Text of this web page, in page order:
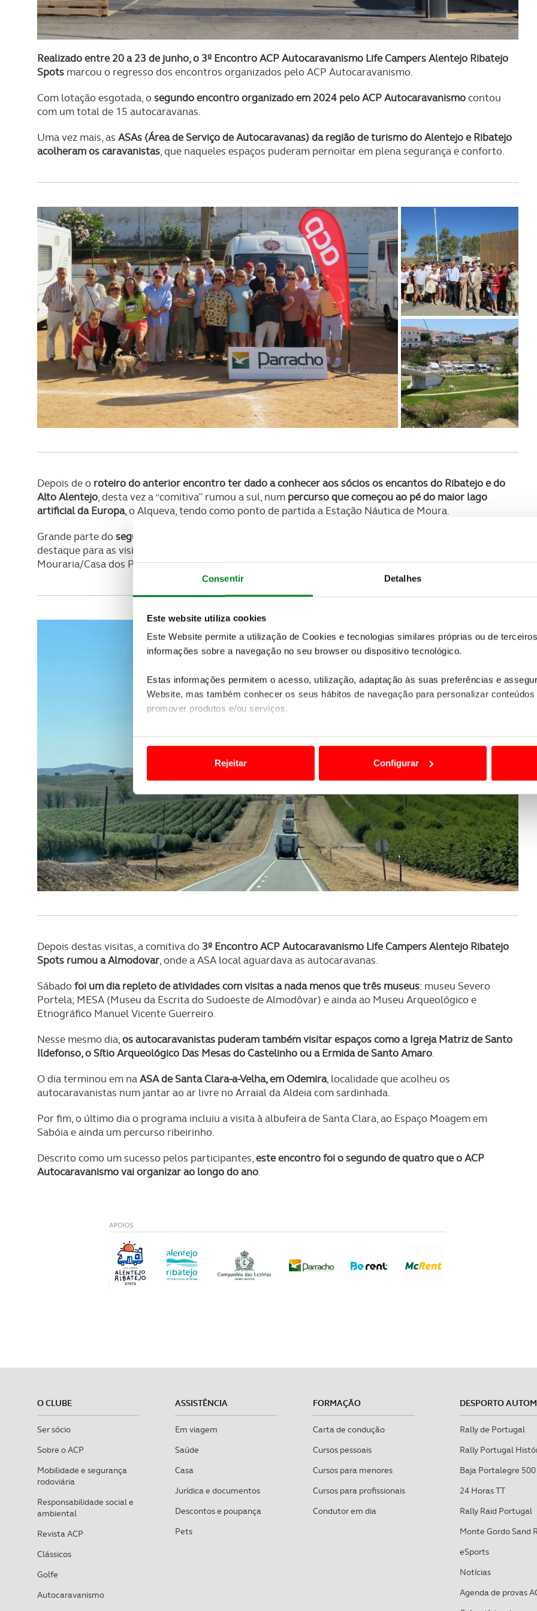
Consentir Detalhes
Este website utiliza cookies
Este Website permite a utilização de Cookies e tecnologias similares próprias ou de
informações sobre a navegação no seu browser ou dispositivo tecnológico.
Estas informações permitem o acesso, utilização, adaptação às suas preferências e
Website, mas também conhecer os seus hábitos de navegação para personalizar
promover produtos e/ou serviços.
Usamos cookies para melhorar a sua experiência digital, personalizar conteúdos e
funcionalidades de redes sociais, bem como para analisar dados de navegação no nosso
Adicionalmente partilhamos informação, relativa à sua utilização do nosso site de
e organizações na UE e em países terceiros.
O ACP garantirá que as transferências internacionais de dados pessoais serão realizadas
consentimento e quando tal se afigure estritamente necessário no contexto dos serviços a
Realçamos que o bloqueio de certo tipo de Cookies e tecnologias similares pode ter impacto
Consulte a política de cookies do site.
Rejeitar Configurar
Realizado entre 20 a 23 de junho, o 3º Encontro ACP Autocaravanismo Life Campers Alentejo Ribatejo
Spots marcou o regresso dos encontros organizados pelo ACP Autocaravanismo.
Com lotação esgotada, osegundo encontro organizado em 2024 pelo ACP Autocaravanismocontou
com um total de 15 autocaravanas.
Uma vez mais, as ASAs (Área de Serviço de Autocaravanas) da região de turismo do Alentejo e Ribatejo
acolheram os caravanistas, que naqueles espaços puderam pernoitar em plena segurança e conforto.
Depois de o roteiro do anterior encontro ter dado a conhecer aos sócios os encantos do Ribatejo e do
Alto Alentejo, desta vez a “comitiva” rumou a sul, num percurso que começou ao pé do maior lago
artificial da Europa, o Alqueva, tendo como ponto de partida a Estação Náutica de Moura.
Grande parte dosegundo dia do encontro
destaque para as visitas ao castelo local, mas também à Exposição Moura Arqueológica e à
Mouraria/Casa dos Poços.
Depois destas visitas, a comitiva do 3º Encontro ACP Autocaravanismo Life Campers Alentejo Ribatejo
Spots rumou a Almodovar, onde a ASA local aguardava as autocaravanas.
Sábadofoi um dia repleto de atividades com visitas a nada menos que três museus: museu Severo
Portela; MESA (Museu da Escrita do Sudoeste de Almodôvar) e ainda ao Museu Arqueológico e
Etnográfico Manuel Vicente Guerreiro.
Nesse mesmo dia,os autocaravanistas puderam também visitar espaços como a Igreja Matriz de Santo
Ildefonso, o Sítio Arqueológico Das Mesas do Castelinho ou a Ermida de Santo Amaro.
O dia terminou em naASA de Santa Clara-a-Velha, em Odemira, localidade que acolheu os
autocaravanistas num jantar ao ar livre no Arraial da Aldeia com sardinhada.
Por fim, o último dia o programa incluiu a visita à albufeira de Santa Clara, ao Espaço Moagem em
Sabóia e ainda um percurso ribeirinho.
Descrito como um sucesso pelos participantes,este encontro foi o segundo de quatro que o ACP
Autocaravanismo vai organizar ao longo do ano.
O CLUBE
Ser sócio
Sobre o ACP
Mobilidade e segurança
rodoviária
Responsabilidade social e
ambiental
Revista ACP
Clássicos
Golfe
Autocaravanismo
ASSISTÊNCIA
Em viagem
Saúde
Casa
Jurídica e documentos
Descontos e poupança
Pets
FORMAÇÃO
Carta de condução
Cursos pessoais
Cursos para menores
Cursos para profissionais
Condutor em dia
DESPORTO
Rally de Portugal
Rally Portugal
Baja Portalegre 500
24 Horas TT
Rally Raid Portugal
Monte Gordo Sand
eSports
Notícias
Agenda de provas